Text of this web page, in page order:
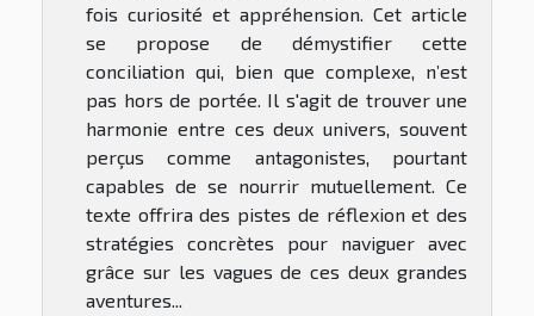
fois curiosité et appréhension. Cet article
se propose de démystifier cette
conciliation qui, bien que complexe, n’est
pas hors de portée. Il s'agit de trouver une
harmonie entre ces deux univers, souvent
perçus comme antagonistes, pourtant
capables de se nourrir mutuellement. Ce
texte offrira des pistes de réflexion et des
stratégies concrètes pour naviguer avec
grâce sur les vagues de ces deux grandes
aventures...